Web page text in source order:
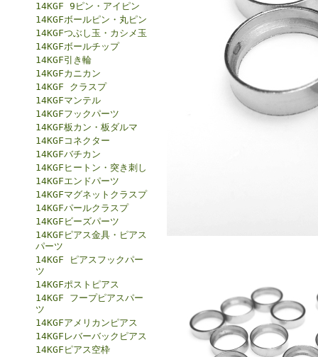
14KGF 9ピン・アイピン
14KGFボールピン・丸ピン
14KGFつぶし玉・カシメ玉
14KGFボールチップ
14KGF引き輪
14KGFカニカン
14KGF クラスプ
14KGFマンテル
14KGFフックパーツ
14KGF板カン・板ダルマ
14KGFコネクター
14KGFバチカン
14KGFヒートン・突き刺し
14KGFエンドパーツ
14KGFマグネットクラスプ
14KGFパールクラスプ
14KGFビーズパーツ
14KGFピアス金具・ピアス
パーツ
14KGF ピアスフックパー
ツ
14KGFポストピアス
14KGF フープピアスパー
ツ
14KGFアメリカンピアス
14KGFレバーバックピアス
14KGFピアス空枠